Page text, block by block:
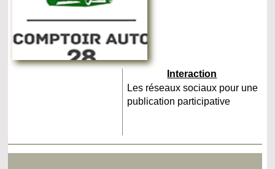
Interaction
Les réseaux sociaux pour une
publication participative